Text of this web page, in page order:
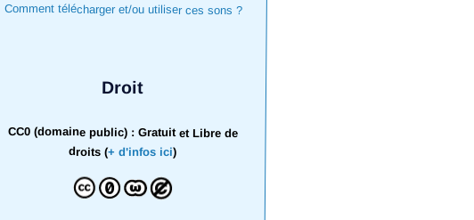
Comment télécharger et/ou utiliser ces sons ?
Droit
CC0 (domaine public) : Gratuit et Libre de
droits (+ d'infos ici)